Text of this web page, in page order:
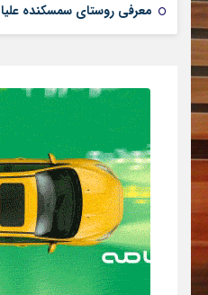
معرفی روستای سمسکنده علیا